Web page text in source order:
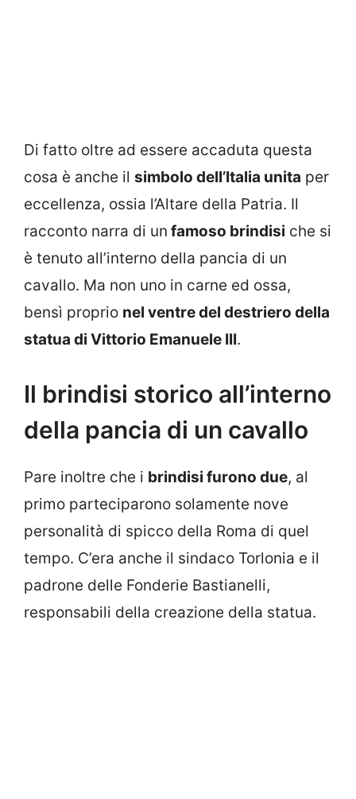
Di fatto oltre ad essere accaduta questa
cosa è anche il simbolo dell’Italia unita per
eccellenza, ossia l’Altare della Patria. Il
racconto narra di un famoso brindisi che si
è tenuto all’interno della pancia di un
cavallo. Ma non uno in carne ed ossa,
bensì proprio nel ventre del destriero della
statua di Vittorio Emanuele III.
Il brindisi storico all’interno
della pancia di un cavallo
Pare inoltre che i brindisi furono due, al
primo parteciparono solamente nove
personalità di spicco della Roma di quel
tempo. C’era anche il sindaco Torlonia e il
padrone delle Fonderie Bastianelli,
responsabili della creazione della statua.